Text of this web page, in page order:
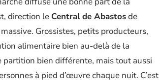
direction le Central de Abastosde
Grossistes, petits producteurs,
alimentaire bien au-delà de la
partition bien différente, mais tout aussi
à pied d’œuvre chaque nuit. C’est